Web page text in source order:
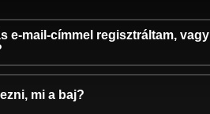
e-mail-címmel regisztráltam, vagy
mi a baj?